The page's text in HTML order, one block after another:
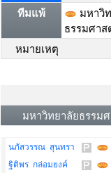
ทีมแพ้
มหาวิ
ธรรมศาส
หมายเหตุ
มหาวิทยาลัยธรรม
นภัสวรรณ สุนทรา
ฐิติพร กล่อมยงค์